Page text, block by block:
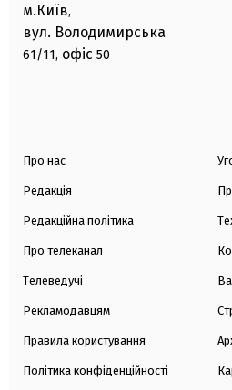
м.Київ,
вул. Володимирська
61/11, офіс 50
Про нас
Редакція
Редакційна політика
Про телеканал
Телеведучі
Рекламодавцям
Правила користування
Політика конфіденційності